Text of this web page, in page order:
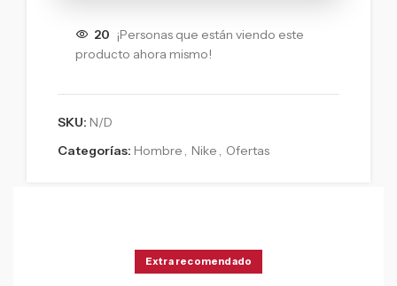
20 ¡Personas que están viendo este
producto ahora mismo!
SKU: N/D
Categorías: Hombre , Nike , Ofertas
Extra recomendado